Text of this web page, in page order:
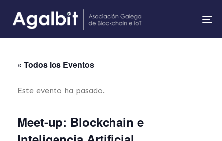
« Todos los Eventos
Este evento ha pasado.
Meet-up: Blockchain e